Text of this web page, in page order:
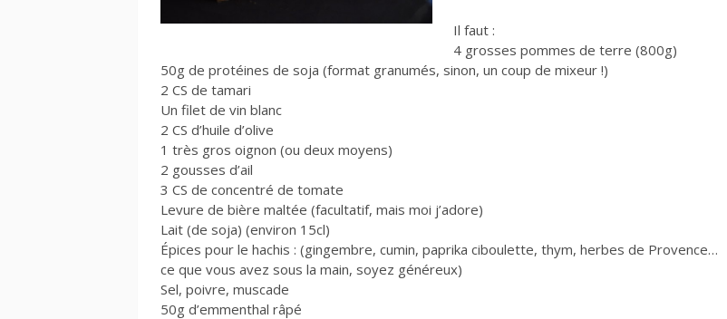
Il faut :
4 grosses pommes de terre (800g)
50g de protéines de soja (format granumés, sinon, un coup de mixeur !)
2 CS de tamari
Un filet de vin blanc
2 CS d’huile d’olive
1 très gros oignon (ou deux moyens)
2 gousses d’ail
3 CS de concentré de tomate
Levure de bière maltée (facultatif, mais moi j’adore)
Lait (de soja) (environ 15cl)
Épices pour le hachis : (gingembre, cumin, paprika ciboulette, thym, herbes de Provence…
ce que vous avez sous la main, soyez généreux)
Sel, poivre, muscade
50g d’emmenthal râpé